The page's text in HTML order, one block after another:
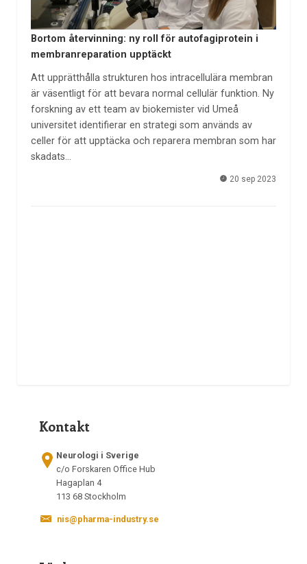
Bortom återvinning: ny roll för autofagiprotein i
membranreparation upptäckt
Att upprätthålla strukturen hos intracellulära membran
är väsentligt för att bevara normal cellulär funktion. Ny
forskning av ett team av biokemister vid Umeå
universitet identifierar en strategi som används av
celler för att upptäcka och reparera membran som har
skadats…
20 sep 2023
Kontakt
Neurologi i Sverige
c/o Forskaren Office Hub
Hagaplan 4
113 68 Stockholm
nis@pharma-industry.se